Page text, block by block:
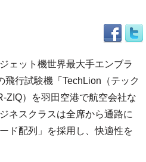
ェット機世界最大手エンブラ
行試験機「TechLion（テック
ZIQ）を羽田空港で航空会社な
ネスクラスは全席から通路に
ド配列」を採用し、快適性を